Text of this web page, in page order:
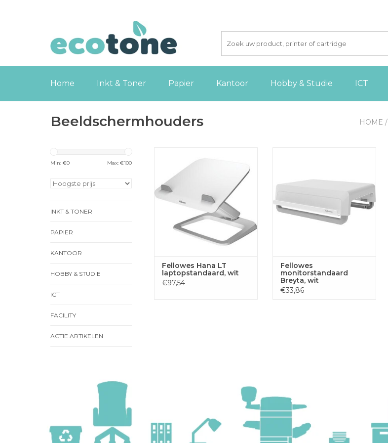
Home Inkt & Toner Papier Kantoor Hobby & Studie ICT
Beeldschermhouders HOME /
Min: €0 Max: €100
INKT & TONER
PAPIER
KANTOOR
HOBBY & STUDIE
ICT
FACILITY
ACTIE ARTIKELEN
laptopstandaard, wit
WINKELWAGEN
Fellowes Hana LT
laptopstandaard, wit
€97,54
TOEVOEGEN AAN
WINKELWAGEN
Fellowes
monitorstandaard
Breyta, wit
€33,86